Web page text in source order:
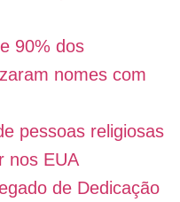
90% dos
nomes com
pessoas religiosas
nos EUA
de Dedicação